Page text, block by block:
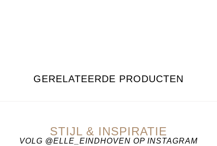
GERELATEERDE PRODUCTEN
STIJL & INSPIRATIE
VOLG @ELLE_EINDHOVEN OP INSTAGRAM